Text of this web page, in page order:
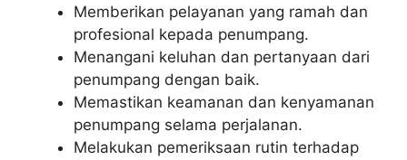
Memberikan pelayanan yang ramah dan
profesional kepada penumpang.
Menangani keluhan dan pertanyaan dari
penumpang dengan baik.
Memastikan keamanan dan kenyamanan
penumpang selama perjalanan.
Melakukan pemeriksaan rutin terhadap